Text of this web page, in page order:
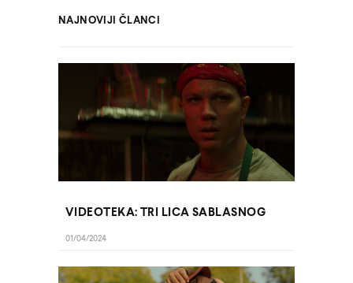
NAJNOVIJI ČLANCI
VIDEOTEKA: TRI LICA SABLASNOG
01/04/2024